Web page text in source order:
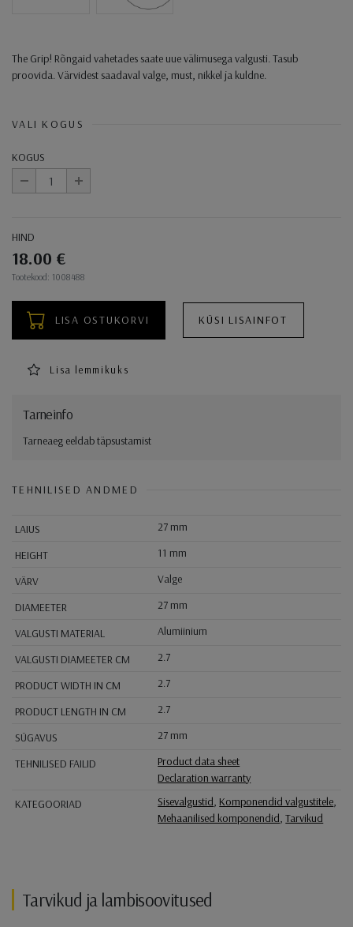
The Grip! Rõngaid vahetades saate uue välimusega valgusti. Tasub
proovida. Värvidest saadaval valge, must, nikkel ja kuldne.
VALI KOGUS
KOGUS
+
Ostukorvi toimingud
HIND
18.00 €
Tootekood: 1008488
LISA OSTUKORVI KÜSI LISAINFOT
Lisa lemmikuks
Tarneinfo
Tarneaeg eeldab täpsustamist
TEHNILISED ANDMED
LAIUS
27 mm
HEIGHT
11 mm
VÄRV
Valge
DIAMEETER
27 mm
VALGUSTI MATERIAL
Alumiinium
VALGUSTI DIAMEETER CM
2.7
PRODUCT WIDTH IN CM
2.7
PRODUCT LENGTH IN CM
2.7
SÜGAVUS
27 mm
TEHNILISED FAILID
Product data sheet
Declaration warranty
KATEGOORIAD
Sisevalgustid, Komponendid valgustitele,
Mehaanilised komponendid,Tarvikud
Tarvikud ja lambisoovitused